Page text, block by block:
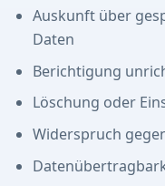
Auskunft über
Daten
Berichtigung
Löschung oder
Widerspruch